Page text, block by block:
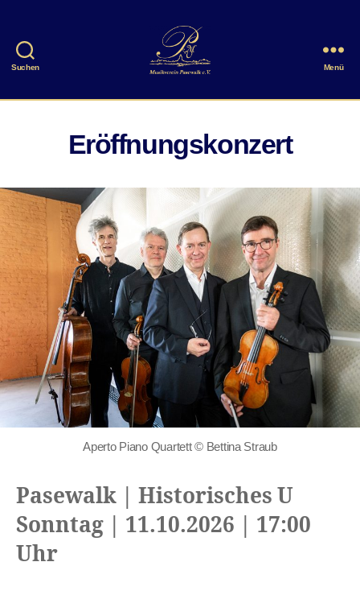
Suchen
Pasewalk
Menü
Eröffnungskonzert
Aperto Piano Quartett © Bettina Straub
Pasewalk | Historisches U
Sonntag | 11.10.2026 | 17:00
Uhr